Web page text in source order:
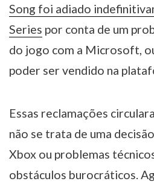
Song foi adiado
Series por conta de um
do jogo com a Microsoft,
poder ser vendido na
Essas reclamações
não se trata de uma
Xbox ou problemas
obstáculos burocráticos.